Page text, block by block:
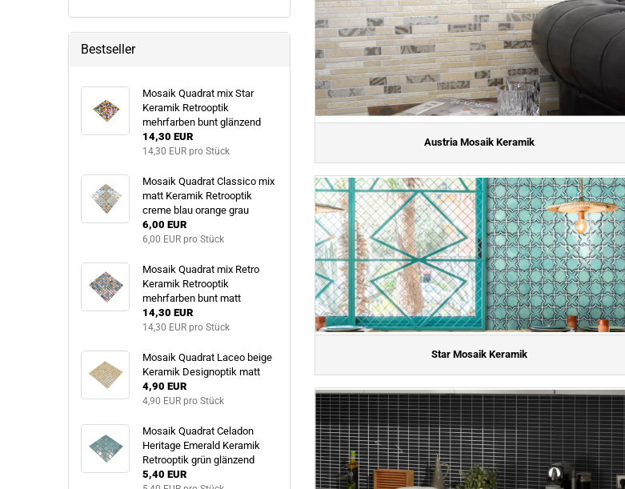
Austria Mosaik Keramik
Star Mosaik Keramik
Bestseller
Mosaik Quadrat mix Star
Keramik Retrooptik
mehrfarben bunt glänzend
14,30 EUR
14,30 EUR pro Stück
Mosaik Quadrat Classico mix
matt Keramik Retrooptik
creme blau orange grau
6,00 EUR
6,00 EUR pro Stück
Mosaik Quadrat mix Retro
Keramik Retrooptik
mehrfarben bunt matt
14,30 EUR
14,30 EUR pro Stück
Mosaik Quadrat Laceo beige
Keramik Designoptik matt
4,90 EUR
4,90 EUR pro Stück
Mosaik Quadrat Celadon
Heritage Emerald Keramik
Retrooptik grün glänzend
5,40 EUR